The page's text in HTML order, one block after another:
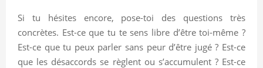
Si tu hésites encore, pose-toi des questions très
concrètes. Est-ce que tu te sens libre d’être toi-même ?
Est-ce que tu peux parler sans peur d’être jugé ? Est-ce
que les désaccords se règlent ou s’accumulent ? Est-ce